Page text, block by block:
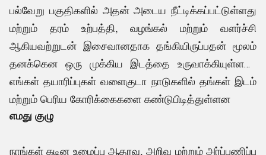
பல்வேறு பகுதிகளில் அதன் அடைய நீட்டிக்கப்பட்டுள்ளது
மற்றும் தரம் உற்பத்தி, வழங்கல் மற்றும் வளர்ச்சி
ஆகியவற்றுடன் இசைவானதாக தங்கியிருப்பதன் மூலம்
தனக்கென ஒரு முக்கிய இடத்தை உருவாக்கியுள்ளது.
எங்கள் தயாரிப்புகள் வளைகுடா நாடுகளில் தங்கள் இடம்
மற்றும் பெரிய கோரிக்கைகளை கண்டுபிடித்துள்ளன
.
எமது குழு
நாங்கள் கடின உழைப்பு ஆதரவு, அறிவு மற்றும் அர்ப்பணிப்பு